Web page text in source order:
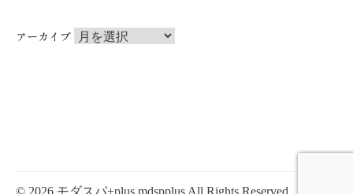
ー
アーカイブ
ア
© 2026 モダスパ+plus mdspplus All Rights Reserved.